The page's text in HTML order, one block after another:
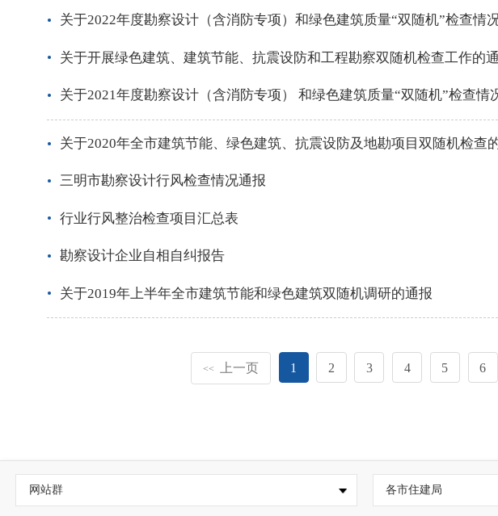
关于2022年度勘察设计（含消防专项）和绿色建筑质量“双随机”检查情
关于开展绿色建筑、建筑节能、抗震设防和工程勘察双随机检查工作的
关于2021年度勘察设计（含消防专项） 和绿色建筑质量“双随机”检查情
关于2020年全市建筑节能、绿色建筑、抗震设防及地勘项目双随机检查
三明市勘察设计行风检查情况通报
行业行风整治检查项目汇总表
勘察设计企业自相自纠报告
关于2019年上半年全市建筑节能和绿色建筑双随机调研的通报
<< 上一页 1 2 3 4 5 6
网站群 各市住建局